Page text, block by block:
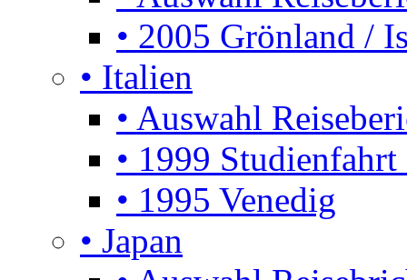
• 2005 Grönland /
• Italien
• Auswahl
• 1999
• 1995 Venedig
• Japan